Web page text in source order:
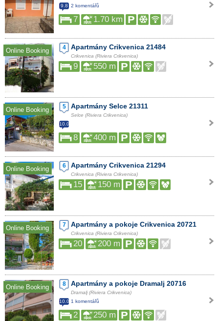
9.8
2 komentářů
7 1.70 km
Online Booking 4 Apartmány Crikvenica 21484
Crikvenica (Riviera Crikvenica)
9 550 m
Online Booking 5 Apartmány Selce 21311
Selce (Riviera Crikvenica)
10.0
8 400 m
Online Booking 6 Apartmány Crikvenica 21294
Crikvenica (Riviera Crikvenica)
15 150 m
Online Booking 7 Apartmány a pokoje Crikvenica 20721
Crikvenica (Riviera Crikvenica)
20 200 m
Online Booking 8 Apartmány a pokoje Dramalj 20716
Dramalj (Riviera Crikvenica)
10.0 1 komentářů
2 250 m